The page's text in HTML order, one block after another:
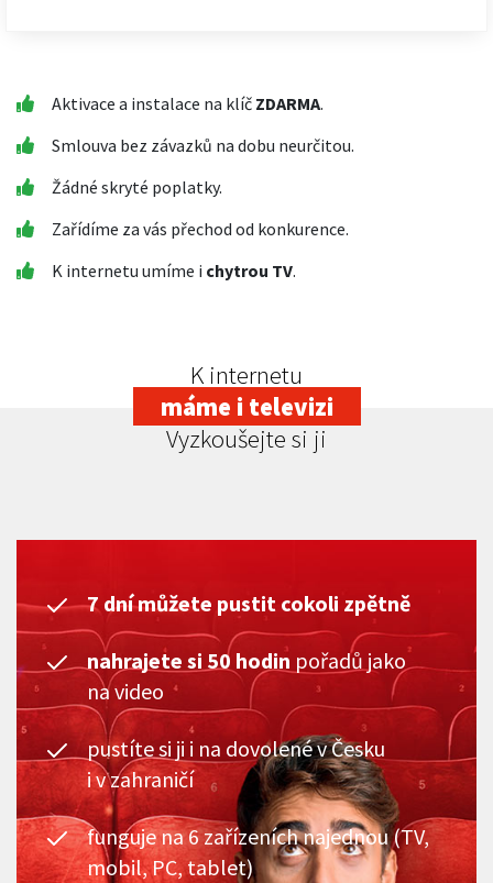
Aktivace a instalace na klíč ZDARMA.
Smlouva bez závazků na dobu neurčitou.
Žádné skryté poplatky.
Zařídíme za vás přechod od konkurence.
K internetu umíme i chytrou TV.
K internetu
máme i televizi
Vyzkoušejte si ji
7 dní můžete pustit cokoli zpětně
nahrajete si 50 hodin pořadů jako
na video
pustíte si ji i na dovolené v Česku
i v zahraničí
funguje na 6 zařízeních najednou (TV,
mobil, PC, tablet)